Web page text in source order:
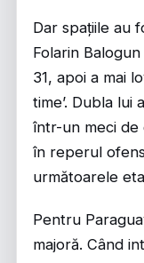
Dar spațiile au
Folarin
31, apoi a mai
time’. Dubla lui
într-un meci de
în reperul
următoarele
Pentru
majoră. Când